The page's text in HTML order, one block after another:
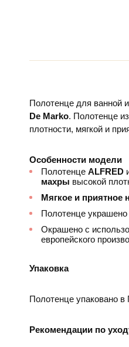
Полотенце для ванной
De Marko. Полотенце
плотности, мягкой и
Особенности модели
Полотенце ALFRED
махры высокой
Мягкое и приятное
Полотенце
Окрашено с
европейского
Упаковка
Полотенце упаковано в
Рекомендации по